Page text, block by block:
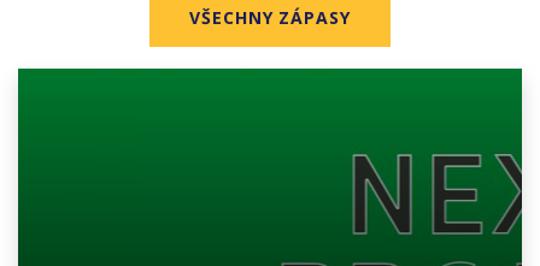
VŠECHNY ZÁPASY